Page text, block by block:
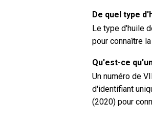
De quel type
Le type d'huile
pour connaître
Qu'est-ce
Un numéro de
d'identifiant
(2020) pour